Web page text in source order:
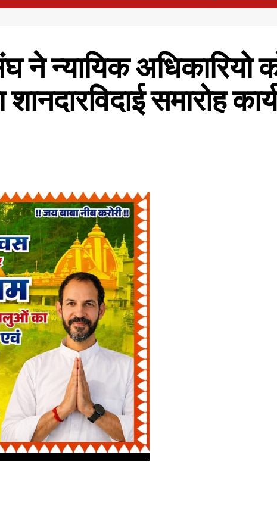
न्यायिक अधिकारियो
समारोह